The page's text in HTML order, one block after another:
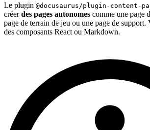
Le plugin @docusaurus/plugin-content-
créerdes pages autonomes comme une page
page de terrain de jeu ou une page de
des composants React ou Markdown.